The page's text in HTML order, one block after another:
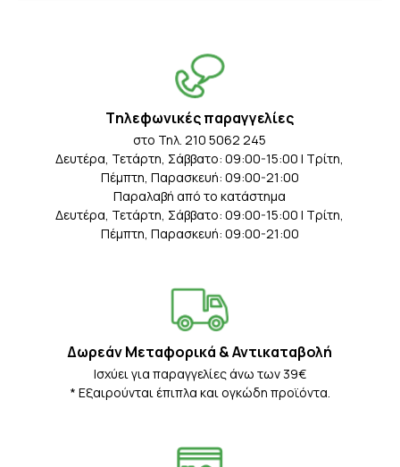
Tηλεφωνικές παραγγελίες
στο Τηλ. 210 5062 245
Δευτέρα, Τετάρτη, Σάββατο: 09:00-15:00 | Τρίτη,
Πέμπτη, Παρασκευή: 09:00-21:00
Παραλαβή από το κατάστημα
Δευτέρα, Τετάρτη, Σάββατο: 09:00-15:00 | Τρίτη,
Πέμπτη, Παρασκευή: 09:00-21:00
Δωρεάν Μεταφορικά & Αντικαταβολή
Iσχύει για παραγγελίες άνω των 39€
* Eξαιρούνται έπιπλα και ογκώδη προϊόντα.